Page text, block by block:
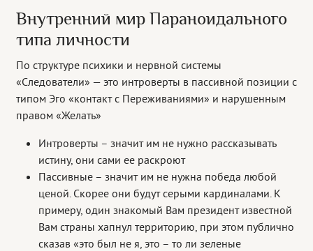
Внутренний мир Параноидального
типа личности
По структуре психики и нервной системы
«Следователи» — это интроверты в пассивной позиции с
типом Эго «контакт с Переживаниями» и нарушенным
правом «Желать»
Интроверты – значит им не нужно рассказывать
истину, они сами ее раскроют
Пассивные – значит им не нужна победа любой
ценой. Скорее они будут серыми кардиналами. К
примеру, один знакомый Вам президент известной
Вам страны хапнул территорию, при этом публично
сказав «это был не я, это – то ли зеленые